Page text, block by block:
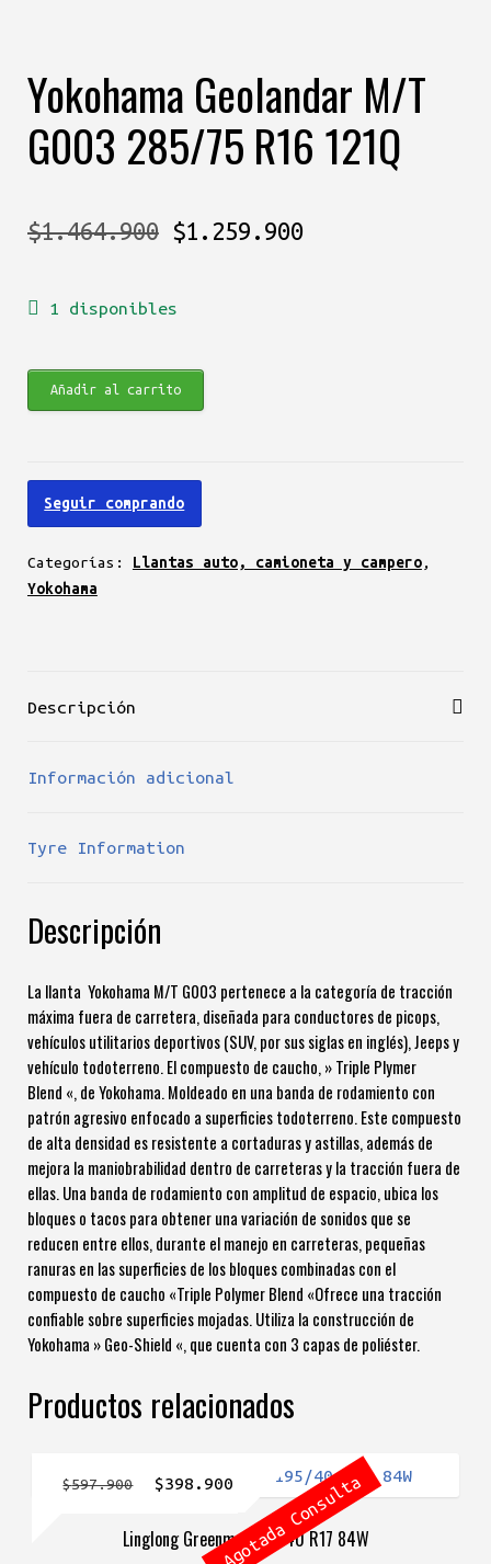
Yokohama Geolandar M/T
G003 285/75 R16 121Q
$1.464.900 El
original
$1.464.900.
$1.259.900El
1 disponibles
Yokohama
Geolandar
G003
285/75
121Q
cantidad
Añadir al carrito
Seguir comprando
Categorías: Llantas auto, camioneta y campero,
Yokohama
Descripción
Información adicional
Tyre Information
Descripción
La llanta Yokohama M/T G003 pertenece a la categoría de tracción
máxima fuera de carretera, diseñada para conductores de picops,
vehículos utilitarios deportivos (SUV, por sus siglas en inglés), Jeeps y
vehículo todoterreno. El compuesto de caucho, » Triple Plymer
Blend «, de Yokohama. Moldeado en una banda de rodamiento con
patrón agresivo enfocado a superficies todoterreno. Este compuesto
de alta densidad es resistente a cortaduras y astillas, además de
mejora la maniobrabilidad dentro de carreteras y la tracción fuera de
ellas. Una banda de rodamiento con amplitud de espacio, ubica los
bloques o tacos para obtener una variación de sonidos que se
reducen entre ellos, durante el manejo en carreteras, pequeñas
ranuras en las superficies de los bloques combinadas con el
compuesto de caucho «Triple Polymer Blend «Ofrece una tracción
confiable sobre superficies mojadas. Utiliza la construcción de
Yokohama » Geo-Shield «, que cuenta con 3 capas de poliéster.
Productos relacionados
Linglong Greenmax 195/40 R17 84W
$597.900
El
original
$398.900
precio
actual
Agotada Consulta